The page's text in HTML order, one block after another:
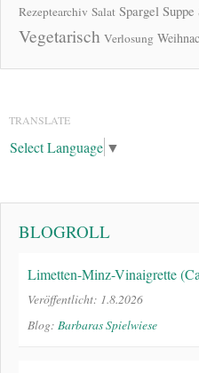
Rezeptearchiv Salat Spargel Suppe
Vegetarisch Verlosung
TRANSLATE
Select Language ▼
BLOGROLL
Limetten-Minz-Vinaigrette
Veröffentlicht: 1.8.2026
Blog: Barbaras Spielwiese